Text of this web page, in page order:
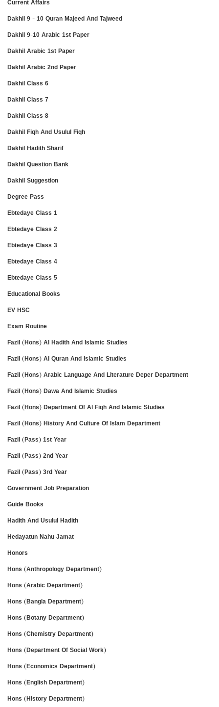
Current Affairs
Dakhil 9 - 10 Quran Majeed And Tajweed
Dakhil 9-10 Arabic 1st Paper
Dakhil Arabic 1st Paper
Dakhil Arabic 2nd Paper
Dakhil Class 6
Dakhil Class 7
Dakhil Class 8
Dakhil Fiqh And Usulul Fiqh
Dakhil Hadith Sharif
Dakhil Question Bank
Dakhil Suggestion
Degree Pass
Ebtedaye Class 1
Ebtedaye Class 2
Ebtedaye Class 3
Ebtedaye Class 4
Ebtedaye Class 5
Educational Books
EV HSC
Exam Routine
Fazil (Hons) Al Hadith And Islamic Studies
Fazil (Hons) Al Quran And Islamic Studies
Fazil (Hons) Arabic Language And Literature Deper Department
Fazil (Hons) Dawa And Islamic Studies
Fazil (Hons) Department Of Al Fiqh And Islamic Studies
Fazil (Hons) History And Culture Of Islam Department
Fazil (Pass) 1st Year
Fazil (Pass) 2nd Year
Fazil (Pass) 3rd Year
Government Job Preparation
Guide Books
Hadith And Usulul Hadith
Hedayatun Nahu Jamat
Honors
Hons (Anthropology Department)
Hons (Arabic Department)
Hons (Bangla Department)
Hons (Botany Department)
Hons (Chemistry Department)
Hons (Department Of Social Work)
Hons (Economics Department)
Hons (English Department)
Hons (History Department)